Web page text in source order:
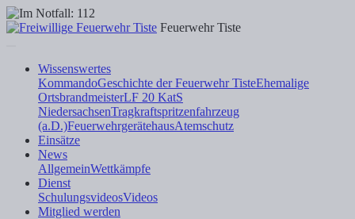
Feuerwehr Tiste
Wissenswertes
KommandoGeschichte der Feuerwehr TisteEhemalige
OrtsbrandmeisterLF 20 KatS
NiedersachsenTragkraftspritzenfahrzeug
(a.D.)FeuerwehrgerätehausAtemschutz
Einsätze
News
AllgemeinWettkämpfe
Dienst
SchulungsvideosVideos
Mitglied werden